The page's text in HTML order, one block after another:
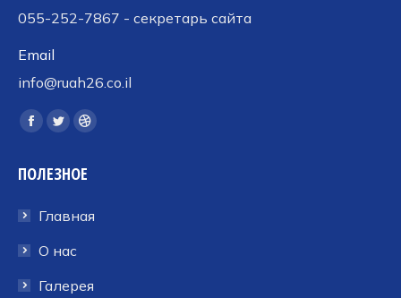
055-252-7867 - секретарь сайта
Email
info@ruah26.co.il
Ищите нас:
Страница
открывается
новом
окне
Страница
открывается
новом
окне
Страница
открывается
новом
ПОЛЕЗНОЕ
Главная
О нас
Галерея